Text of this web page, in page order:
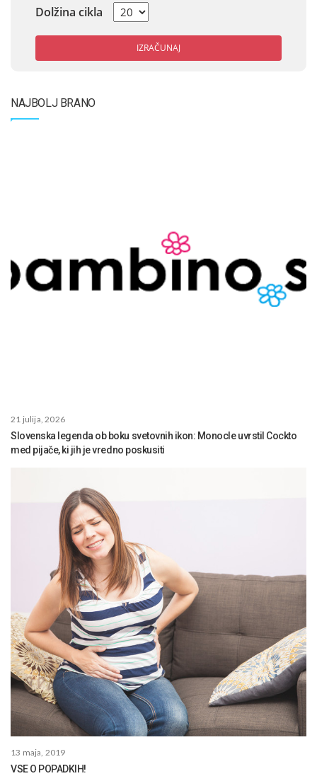
Dolžina cikla
IZRAČUNAJ
NAJBOLJ BRANO
21 julija, 2026
Slovenska legenda ob boku svetovnih ikon: Monocle uvrstil Cockto
med pijače, ki jih je vredno poskusiti
13 maja, 2019
VSE O POPADKIH!